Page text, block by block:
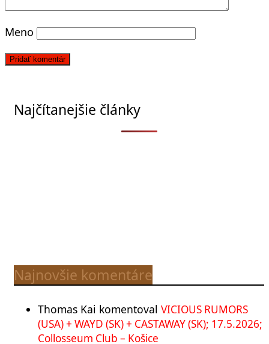
Meno
Najčítanejšie články
Najnovšie komentáre
Thomas Kai komentoval VICIOUS RUMORS
(USA) + WAYD (SK) + CASTAWAY (SK); 17.5.2026;
Collosseum Club – Košice